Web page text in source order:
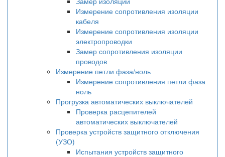
Измерение сопротивления изоляции
кабеля
Измерение сопротивления изоляции
электропроводки
Замер сопротивления изоляции
проводов
Измерение петли фаза/ноль
Измерение сопротивления петли фаза
ноль
Прогрузка автоматических выключателей
Проверка расцепителей
автоматических выключателей
Проверка устройств защитного отключения
(УЗО)
Испытания устройств защитного